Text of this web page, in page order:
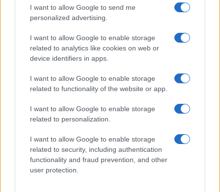
I want to allow Google to send me
personalized advertising.
I want to allow Google to enable storage
related to analytics like cookies on web or
device identifiers in apps.
I want to allow Google to enable storage
related to functionality of the website or app.
I want to allow Google to enable storage
related to personalization.
I want to allow Google to enable storage
related to security, including authentication
functionality and fraud prevention, and other
user protection.
daGoogle News
Condividi l'articolo
F
a
ce
b
o
o
k
T
w
it
te
r
Pi
n
te
re
st
W
h
at
s
A
p
S
h
a
Articolo precedente
Prossimo articolo
NOTIZIE RECENTI